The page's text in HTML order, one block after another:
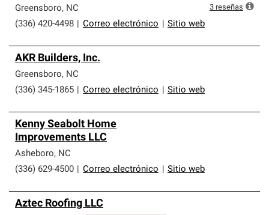
Greensboro, NC
(336) 420-4498
Correo electrónico Sitio web
3 reseñas
AKR Builders, Inc.
Greensboro, NC
(336) 345-1865
Correo electrónico Sitio web
Kenny Seabolt Home
Improvements LLC
Asheboro, NC
(336) 629-4500
Correo electrónico Sitio web
Aztec Roofing LLC